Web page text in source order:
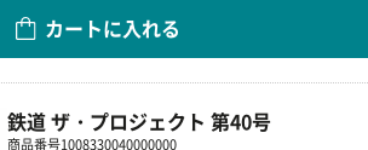
カートに入れる
鉄道 ザ・プロジェクト 第40号
商品番号1008330040000000